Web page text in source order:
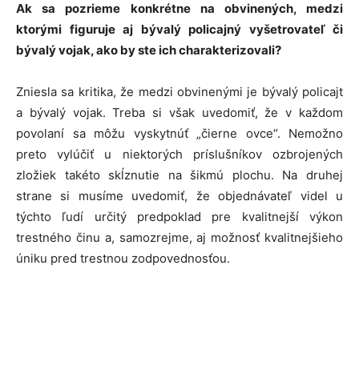
Ak sa pozrieme konkrétne na obvinených, medzi
ktorými figuruje aj bývalý policajný vyšetrovateľ či
bývalý vojak, ako by ste ich charakterizovali?
Zniesla sa kritika, že medzi obvinenými je bývalý policajt
a bývalý vojak. Treba si však uvedomiť, že v každom
povolaní sa môžu vyskytnúť „čierne ovce“. Nemožno
preto vylúčiť u niektorých príslušníkov ozbrojených
zložiek takéto skĺznutie na šikmú plochu. Na druhej
strane si musíme uvedomiť, že objednávateľ videl u
týchto ľudí určitý predpoklad pre kvalitnejší výkon
trestného činu a, samozrejme, aj možnosť kvalitnejšieho
úniku pred trestnou zodpovednosťou.